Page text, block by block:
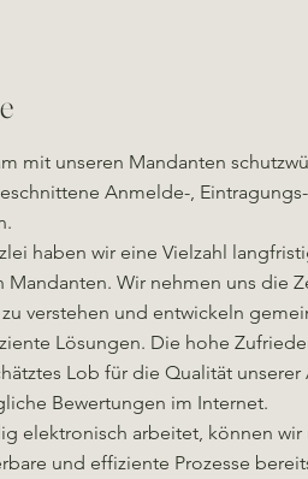
mit unseren Mandanten
Anmelde-,
haben wir eine Vielzahl
Mandanten. Wir nehmen uns die
verstehen und entwickeln
Lösungen. Die hohe
Lob für die Qualität unserer
Bewertungen im Internet.
elektronisch arbeitet, können wir
und effiziente Prozesse